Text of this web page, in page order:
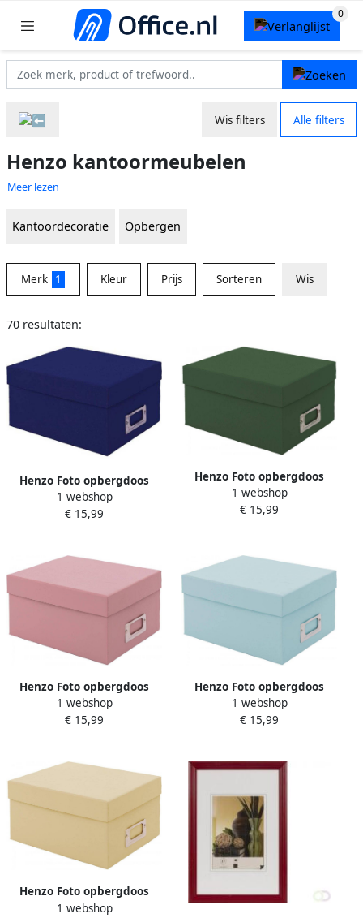
Wis filters Alle filters
Henzo kantoormeubelen
Meer lezen
Kantoordecoratie Opbergen
Merk 1 Kleur Prijs Sorteren Wis
70 resultaten:
Henzo Foto opbergdoos
bewaardoos Mika Blauw
1 webshop
€ 15,99
Henzo Foto opbergdoos
bewaardoos Mika
Donkergroen
1 webshop
€ 15,99
Henzo Foto opbergdoos
bewaardoos Mika Roze
1 webshop
€ 15,99
Henzo Foto opbergdoos
bewaardoos Mika
Lichtblauw
1 webshop
€ 15,99
Henzo Foto opbergdoos
bewaardoos Mika Geel
1 webshop